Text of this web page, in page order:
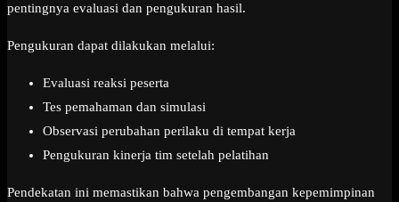
pentingnya evaluasi dan pengukuran hasil.
Pengukuran dapat dilakukan melalui:
Evaluasi reaksi peserta
Tes pemahaman dan simulasi
Observasi perubahan perilaku di tempat kerja
Pengukuran kinerja tim setelah pelatihan
Pendekatan ini memastikan bahwa pengembangan kepemimpinan